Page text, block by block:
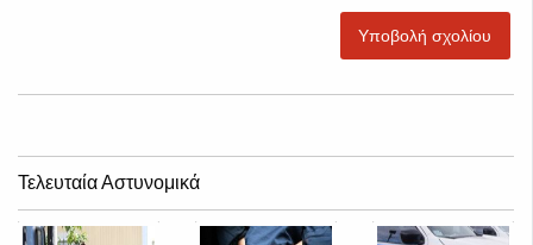
Υποβολή σχολίου
Τελευταία Αστυνομικά